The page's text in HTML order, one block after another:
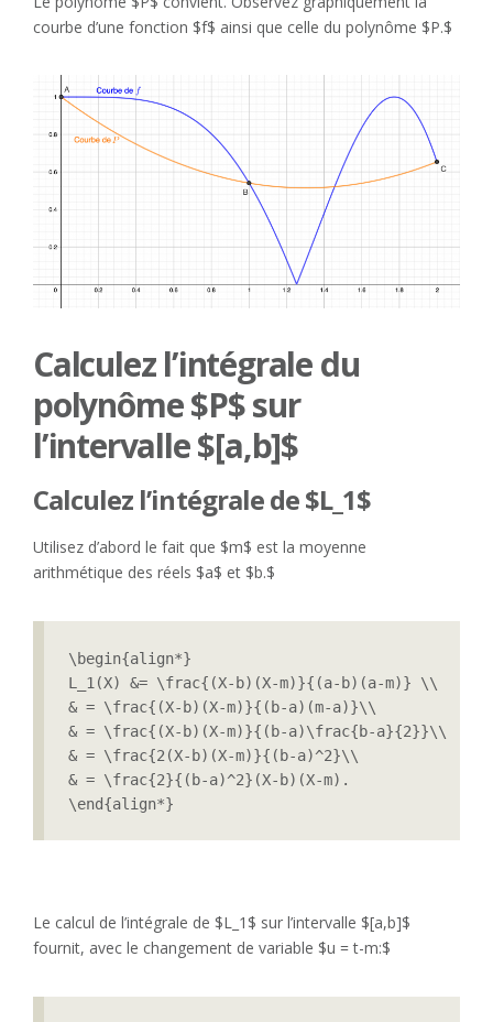
courbe d’une fonction $f$ ainsi que celle du polynôme $P.$
Calculez l’intégrale du
polynôme $P$ sur
l’intervalle $[a,b]$
Calculez l’intégrale de $L_1$
Utilisez d’abord le fait que $m$ est la moyenne
arithmétique des réels $a$ et $b.$
\begin{align*}
L_1(X) &= \frac{(X-b)(X-m)}{(a-b)(a-m)} \\
& = \frac{(X-b)(X-m)}{(b-a)(m-a)}\\
& = \frac{(X-b)(X-m)}{(b-a)\frac{b-a}{2}}\\
& = \frac{2(X-b)(X-m)}{(b-a)^2}\\
& = \frac{2}{(b-a)^2}(X-b)(X-m).
\end{align*}
Le calcul de l’intégrale de $L_1$ sur l’intervalle $[a,b]$
fournit, avec le changement de variable $u = t-m:$